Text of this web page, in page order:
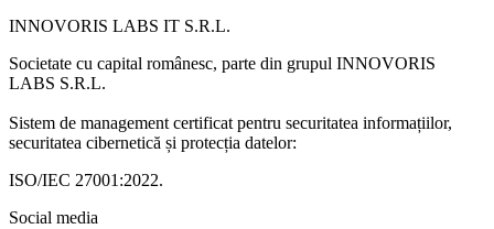
INNOVORIS LABS IT S.R.L.
Societate cu capital românesc, parte din grupul INNOVORIS
LABS S.R.L.
Sistem de management certificat pentru securitatea informațiilor,
securitatea cibernetică și protecția datelor:
ISO/IEC 27001:2022.
Social media